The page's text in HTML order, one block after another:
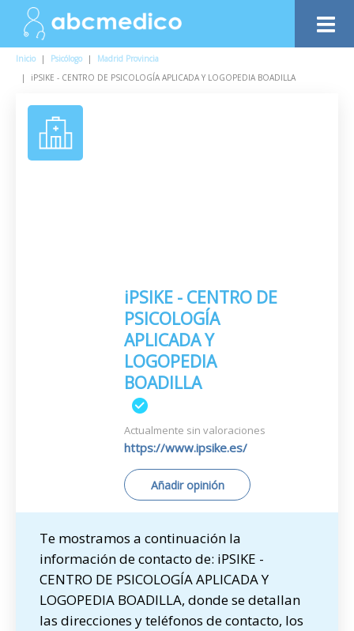
Inicio | Psicólogo |
Madrid Provincia
|
iPSIKE - CENTRO DE PSICOLOGÍA APLICADA Y LOGOPEDIA BOADILLA
iPSIKE - CENTRO DE
PSICOLOGÍA
APLICADA Y
LOGOPEDIA
BOADILLA
Actualmente sin valoraciones
https://www.ipsike.es/
Añadir opinión
Te mostramos a continuación la
información de contacto de: iPSIKE -
CENTRO DE PSICOLOGÍA APLICADA Y
LOGOPEDIA BOADILLA, donde se detallan
las direcciones y teléfonos de contacto, los